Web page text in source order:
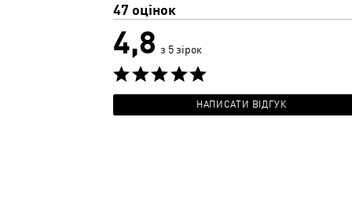
47 оцінок
4,8 з 5 зірок
НАПИСАТИ ВІДГУК